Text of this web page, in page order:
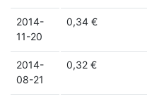
2014-
11-20
0,34 €
2014-
08-21
0,32 €